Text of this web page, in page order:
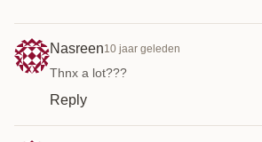
Nasreen10 jaar geleden
Thnx a lot???
Reply